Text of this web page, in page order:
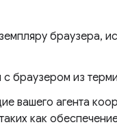
браузера,
браузером из
вашего агента
как